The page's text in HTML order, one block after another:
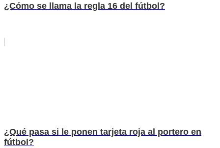
¿Cómo se llama la regla 16 del fútbol?
¿Qué pasa si le ponen tarjeta roja al portero en
fútbol?